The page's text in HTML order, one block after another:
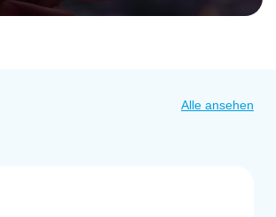
Alle ansehen